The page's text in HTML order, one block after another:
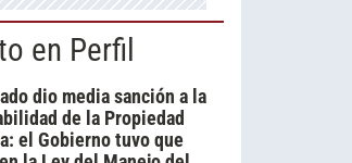
en Perfil
dio media sanción a la
de la Propiedad
el Gobierno tuvo que